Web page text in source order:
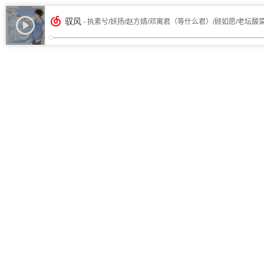
驭风 - 执素兮/妖扬/赵方婧/邓寓君（等什么君）/顾如愿/老坛酸